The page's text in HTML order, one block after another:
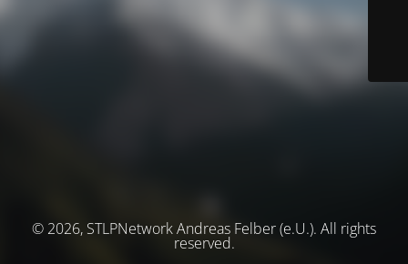
© 2026, STLPNetwork Andreas Felber (e.U.). All rights
reserved.